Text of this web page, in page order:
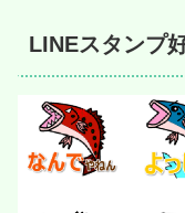
LINEスタンプ